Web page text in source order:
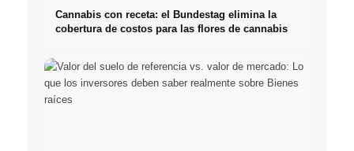
Cannabis con receta: el Bundestag elimina la
cobertura de costos para las flores de cannabis